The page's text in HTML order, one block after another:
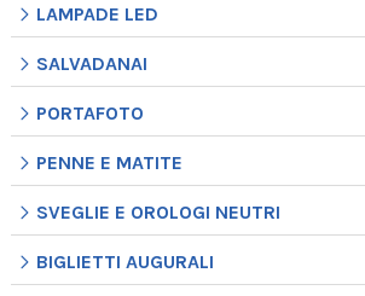
LAMPADE LED
SALVADANAI
PORTAFOTO
PENNE E MATITE
SVEGLIE E OROLOGI NEUTRI
BIGLIETTI AUGURALI